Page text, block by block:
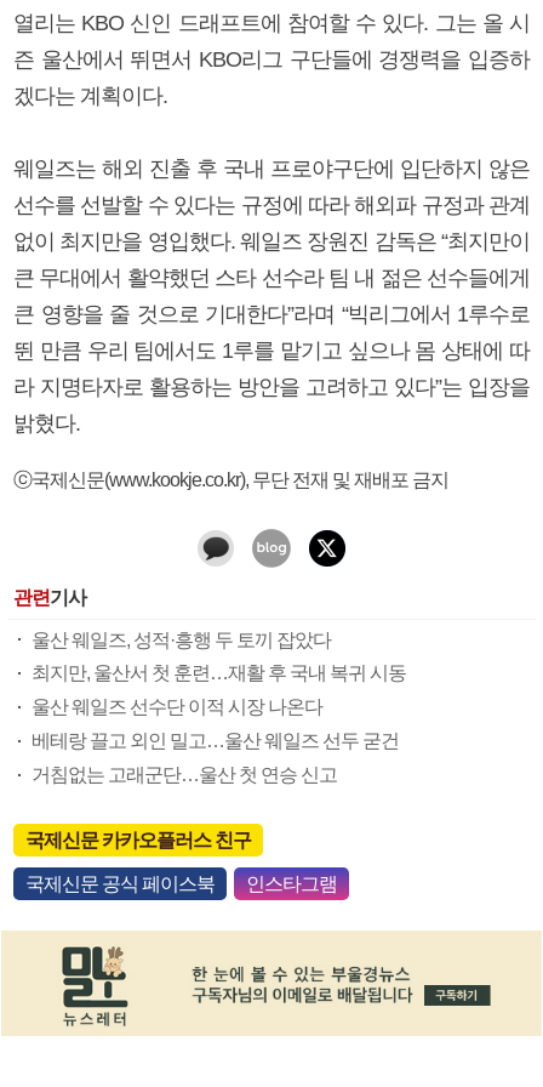
열리는 KBO 신인 드래프트에 참여할 수 있다. 그는 올 시
즌 울산에서 뛰면서 KBO리그 구단들에 경쟁력을 입증하
겠다는 계획이다.
웨일즈는 해외 진출 후 국내 프로야구단에 입단하지 않은
선수를 선발할 수 있다는 규정에 따라 해외파 규정과 관계
없이 최지만을 영입했다. 웨일즈 장원진 감독은 “최지만이
큰 무대에서 활약했던 스타 선수라 팀 내 젊은 선수들에게
큰 영향을 줄 것으로 기대한다”라며 “빅리그에서 1루수로
뛴 만큼 우리 팀에서도 1루를 맡기고 싶으나 몸 상태에 따
라 지명타자로 활용하는 방안을 고려하고 있다”는 입장을
밝혔다.
ⓒ국제신문(www.kookje.co.kr), 무단 전재 및 재배포 금지
관련기사
울산 웨일즈, 성적·흥행 두 토끼 잡았다
최지만, 울산서 첫 훈련…재활 후 국내 복귀 시동
울산 웨일즈 선수단 이적 시장 나온다
베테랑 끌고 외인 밀고…울산 웨일즈 선두 굳건
거침없는 고래군단…울산 첫 연승 신고
국제신문 카카오플러스 친구
국제신문 공식 페이스북 인스타그램